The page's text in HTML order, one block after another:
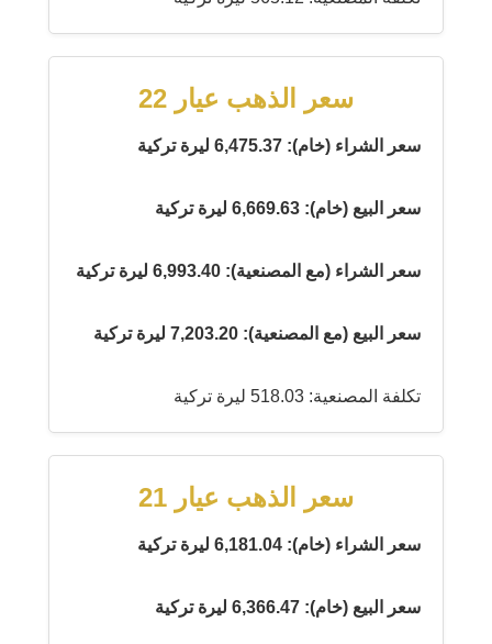
سعر الذهب عيار 22
سعر الشراء (خام): 6,475.37 ليرة تركية
سعر البيع (خام): 6,669.63 ليرة تركية
سعر الشراء (مع المصنعية): 6,993.40 ليرة تركية
سعر البيع (مع المصنعية): 7,203.20 ليرة تركية
تكلفة المصنعية: 518.03 ليرة تركية
سعر الذهب عيار 21
سعر الشراء (خام): 6,181.04 ليرة تركية
سعر البيع (خام): 6,366.47 ليرة تركية